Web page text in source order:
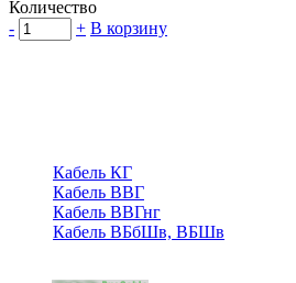
Количество
-
+ В корзину
Кабель КГ
Кабель ВВГ
Кабель ВВГнг
Кабель ВБбШв, ВБШв